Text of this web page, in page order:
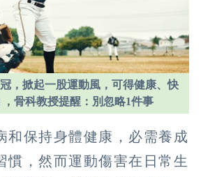
，掀起一股運動風，可得健康、快
骨科教授提醒：別忽略1件事
和保持身體健康，必需養成
慣，然而運動傷害在日常生